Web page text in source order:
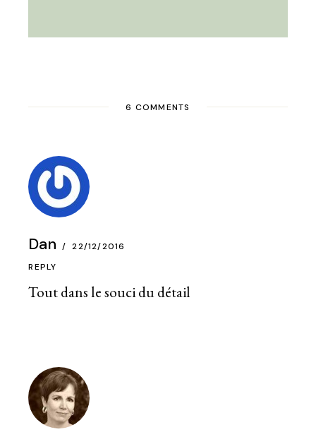
6 COMMENTS
Dan 22/12/2016
Tout dans le souci du détail
REPLY